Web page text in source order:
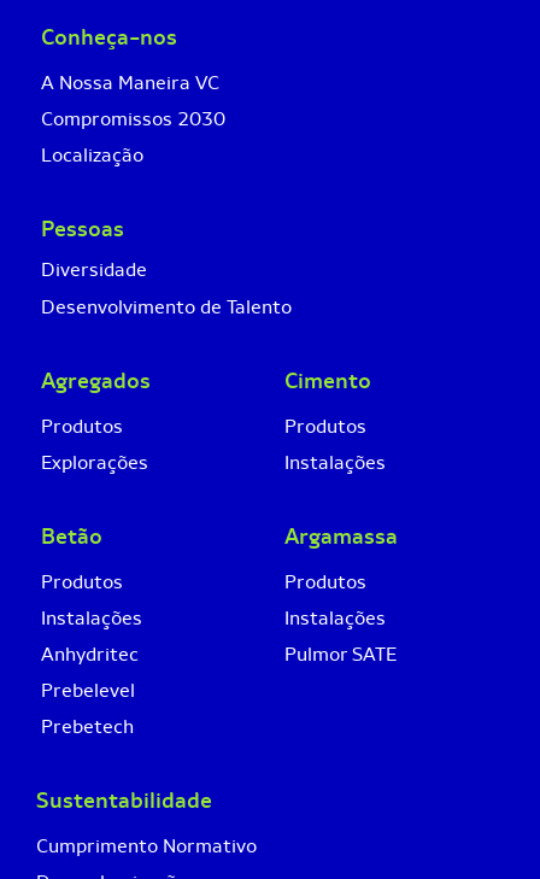
Conheça-nos
A Nossa Maneira VC
Compromissos 2030
Localização
Pessoas
Diversidade
Desenvolvimento de Talento
Agregados
Produtos
Explorações
Betão
Produtos
Instalações
Anhydritec
Prebelevel
Prebetech
Cimento
Produtos
Instalações
Argamassa
Produtos
Instalações
Pulmor SATE
Sustentabilidade
Cumprimento Normativo